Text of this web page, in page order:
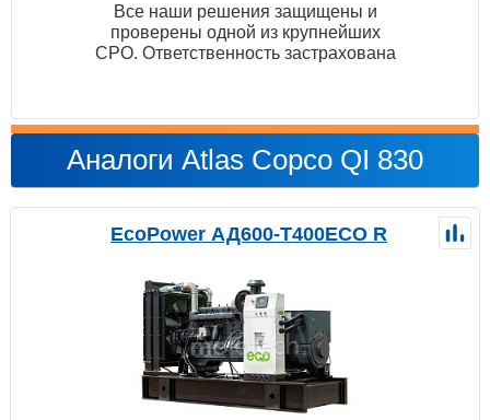
Все наши решения защищены и
проверены одной из крупнейших
СРО. Ответственность застрахована
Аналоги Atlas Copco QI 830
EcoPower АД600-T400ECO R